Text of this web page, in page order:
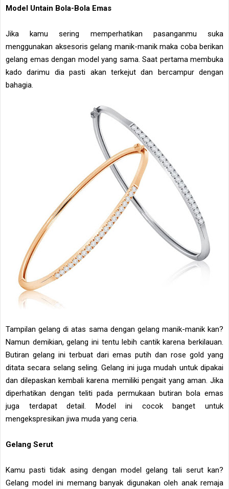
Model Untain Bola-Bola Emas
Jika kamu sering memperhatikan pasanganmu suka
menggunakan aksesoris gelang manik-manik maka coba berikan
gelang emas dengan model yang sama. Saat pertama membuka
kado darimu dia pasti akan terkejut dan bercampur dengan
bahagia.
Tampilan gelang di atas sama dengan gelang manik-manik kan?
Namun demikian, gelang ini tentu lebih cantik karena berkilauan.
Butiran gelang ini terbuat dari emas putih dan rose gold yang
ditata secara selang seling. Gelang ini juga mudah untuk dipakai
dan dilepaskan kembali karena memiliki pengait yang aman. Jika
diperhatikan dengan teliti pada permukaan butiran bola emas
juga terdapat detail. Model ini cocok banget untuk
mengekspresikan jiwa muda yang ceria.
Gelang Serut
Kamu pasti tidak asing dengan model gelang tali serut kan?
Gelang model ini memang banyak digunakan oleh anak remaja